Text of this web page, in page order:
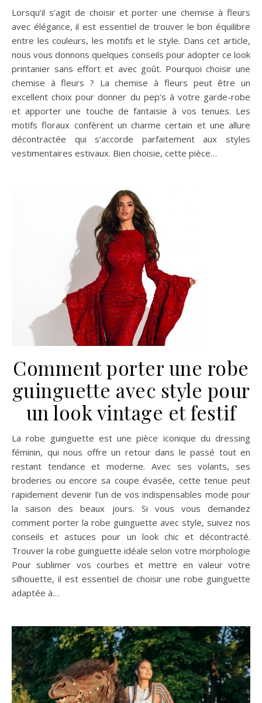
Lorsqu’il s’agit de choisir et porter une chemise à fleurs
avec élégance, il est essentiel de trouver le bon équilibre
entre les couleurs, les motifs et le style. Dans cet article,
nous vous donnons quelques conseils pour adopter ce look
printanier sans effort et avec goût. Pourquoi choisir une
chemise à fleurs ? La chemise à fleurs peut être un
excellent choix pour donner du pep’s à votre garde-robe
et apporter une touche de fantaisie à vos tenues. Les
motifs floraux confèrent un charme certain et une allure
décontractée qui s’accorde parfaitement aux styles
vestimentaires estivaux. Bien choisie, cette pièce…
Comment porter une robe
guinguette avec style pour
un look vintage et festif
La robe guinguette est une pièce iconique du dressing
féminin, qui nous offre un retour dans le passé tout en
restant tendance et moderne. Avec ses volants, ses
broderies ou encore sa coupe évasée, cette tenue peut
rapidement devenir l’un de vos indispensables mode pour
la saison des beaux jours. Si vous vous demandez
comment porter la robe guinguette avec style, suivez nos
conseils et astuces pour un look chic et décontracté.
Trouver la robe guinguette idéale selon votre morphologie
Pour sublimer vos courbes et mettre en valeur votre
silhouette, il est essentiel de choisir une robe guinguette
adaptée à…